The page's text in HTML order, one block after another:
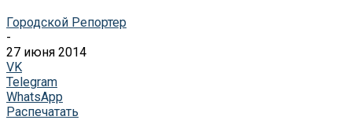
Городской Репортер
-
27 июня 2014
VK
Telegram
WhatsApp
Распечатать